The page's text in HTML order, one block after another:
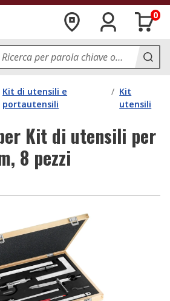
0
Kit di utensili e
portautensili
/ Kit
utensili
Kit di utensili per
8 pezzi